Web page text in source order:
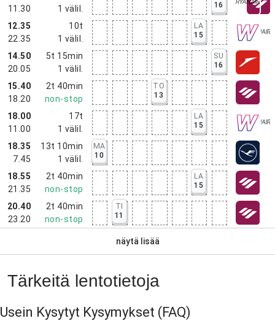
11.30
1 välil.
16
12.35
22.35
10t
1 välil.
LA
15
14.50
20.05
5t 15min
1 välil.
SU
16
15.40
18.20
2t 40min
non-stop
TO
13
18.00
11.00
17t
1 välil.
LA
15
18.35
7.45
13t 10min
1 välil.
MA
10
18.55
21.35
2t 40min
non-stop
LA
15
20.40
23.20
2t 40min
non-stop
TI
11
näytä lisää
Tärkeitä lentotietoja
Usein Kysytyt Kysymykset (FAQ)